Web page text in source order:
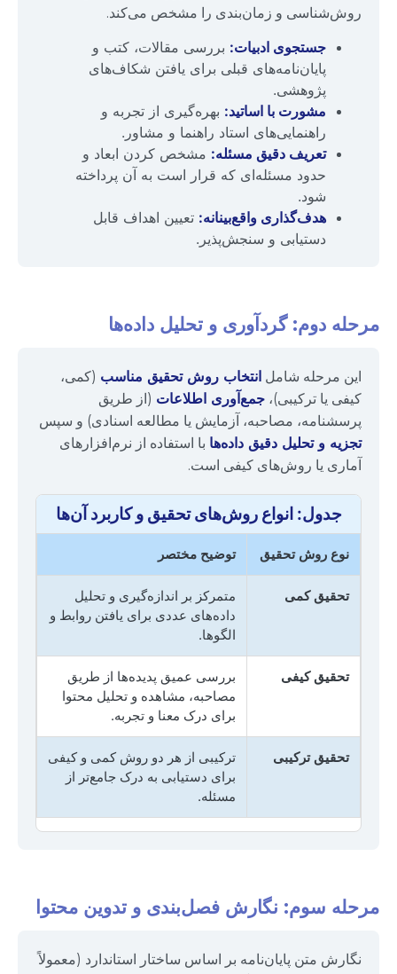
روش‌شناسی و زمان‌بندی را مشخص می‌کند.
جستجوی ادبیات: بررسی مقالات، کتب و
پایان‌نامه‌های قبلی برای یافتن شکاف‌های
پژوهشی.
مشورت با اساتید: بهره‌گیری از تجربه و
راهنمایی‌های استاد راهنما و مشاور.
تعریف دقیق مسئله: مشخص کردن ابعاد و
حدود مسئله‌ای که قرار است به آن پرداخته
شود.
هدف‌گذاری واقع‌بینانه: تعیین اهداف قابل
دستیابی و سنجش‌پذیر.
مرحله دوم: گردآوری و تحلیل داده‌ها
این مرحله شامل انتخاب روش تحقیق مناسب (کمی،
کیفی یا ترکیبی)، جمع‌آوری اطلاعات (از طریق
پرسشنامه، مصاحبه، آزمایش یا مطالعه اسنادی) و سپس
تجزیه و تحلیل دقیق داده‌ها با استفاده از نرم‌افزارهای
آماری یا روش‌های کیفی است.
جدول: انواع روش‌های تحقیق و کاربرد آن‌ها
نوع روش تحقیق توضیح مختصر
تحقیق کمی
متمرکز بر اندازه‌گیری و تحلیل
داده‌های عددی برای یافتن روابط و
الگوها.
تحقیق کیفی
بررسی عمیق پدیده‌ها از طریق
مصاحبه، مشاهده و تحلیل محتوا
برای درک معنا و تجربه.
تحقیق ترکیبی
ترکیبی از هر دو روش کمی و کیفی
برای دستیابی به درک جامع‌تر از
مسئله.
مرحله سوم: نگارش فصل‌بندی و تدوین محتوا
نگارش متن پایان‌نامه بر اساس ساختار استاندارد (معمولاً